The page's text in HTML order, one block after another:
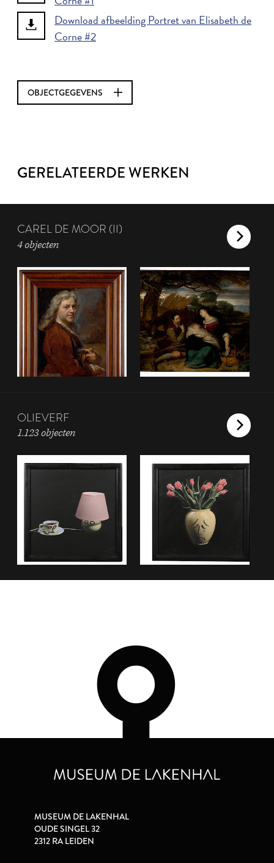
Download afbeelding Portret van Elisabeth de
Corne #2
OBJECTGEGEVENS
GERELATEERDE WERKEN
CAREL DE MOOR (II)
4 objecten
OLIEVERF
1.123 objecten
MUSEUM DE LAKENHAL
OUDE SINGEL 32
2312 RA LEIDEN